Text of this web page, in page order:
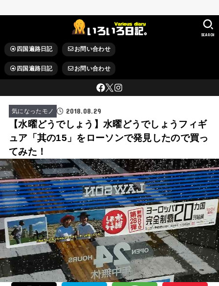
四国遍路日記 お問い合わせ
四国遍路日記 お問い合わせ
SEARCH
気になったモノ 2018.08.29
【水曜どうでしょう】水曜どうでしょうフィギ
ュア「其の15」をローソンで発見したので買っ
てみた！